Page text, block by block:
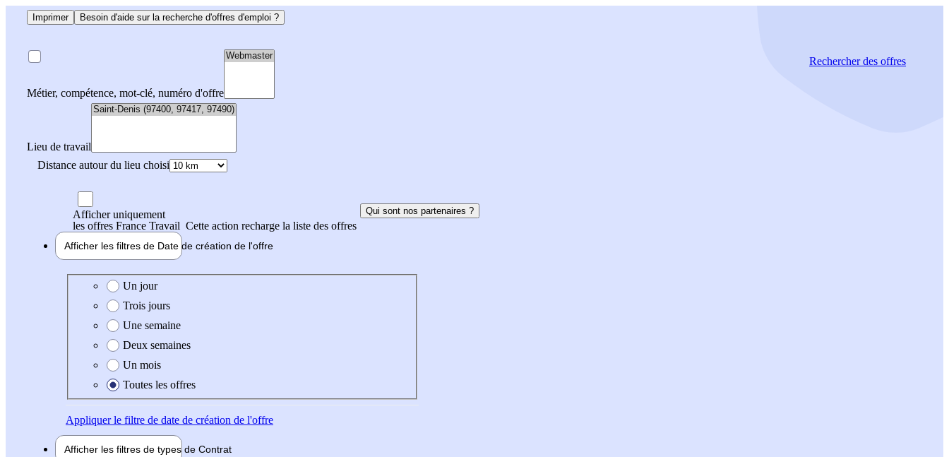
Imprimer Besoin d'aide sur la recherche d'offres d'emploi ?
Métier, compétence, mot-clé, numéro d'offre
Lieu de travail
Distance autour du lieu choisi
Rechercherdes offres
Afficher uniquement
les offres France Travail Cette action recharge la liste des offres
Qui sont nos partenaires ?
Afficher les filtres de Date de création de l'offre
Date de création de l'offre
Un jour
Trois jours
Une semaine
Deux semaines
Un mois
Toutes les offres
Appliquerle filtre de date de création de l'offre
Afficher les filtres de types de Contrat